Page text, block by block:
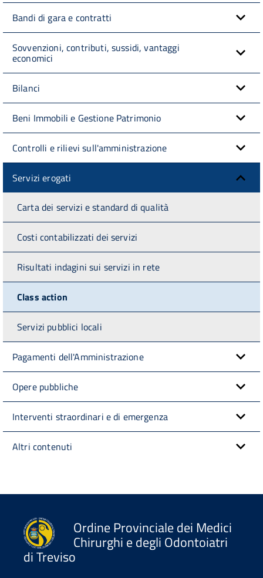
Bandi di gara e contratti
Sovvenzioni, contributi, sussidi, vantaggi
economici
Bilanci
Beni Immobili e Gestione Patrimonio
Controlli e rilievi sull'amministrazione
Servizi erogati
Carta dei servizi e standard di qualità
Costi contabilizzati dei servizi
Risultati indagini sui servizi in rete
Class action
Servizi pubblici locali
Pagamenti dell'Amministrazione
Opere pubbliche
Interventi straordinari e di emergenza
Altri contenuti
Ordine Provinciale dei Medici
Chirurghi e degli Odontoiatri
di Treviso